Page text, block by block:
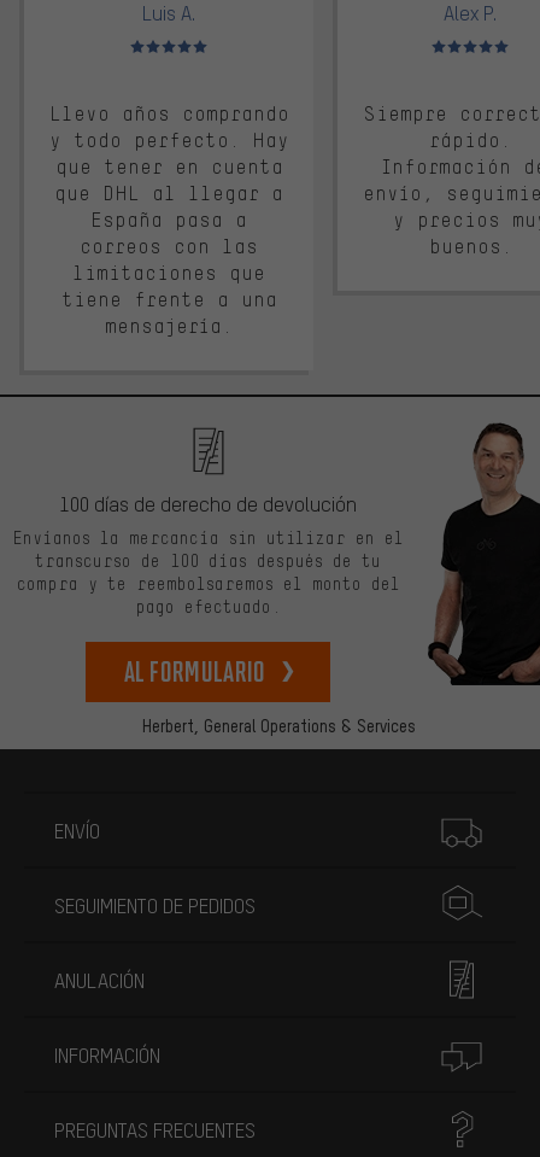
Luis A.
Valoración media: 5 de 5
Llevo años comprando
y todo perfecto. Hay
que tener en cuenta
que DHL al llegar a
España pasa a
correos con las
limitaciones que
tiene frente a una
mensajería.
Alex P.
Valoración
Siempre
rápido.
Información
envío,
y precios
buenos.
Herbert, General Operations & Services
100 días de derecho de devolución
Envíanos la mercancía sin utilizar en el
transcurso de 100 días después de tu
compra y te reembolsaremos el monto del
pago efectuado.
Al formulario
ENVÍO
SEGUIMIENTO DE PEDIDOS
ANULACIÓN
INFORMACIÓN
PREGUNTAS FRECUENTES